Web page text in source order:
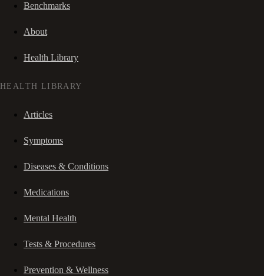
Benchmarks
About
Health Library
HEALTH LIBRARY
Articles
Symptoms
Diseases & Conditions
Medications
Mental Health
Tests & Procedures
Prevention & Wellness